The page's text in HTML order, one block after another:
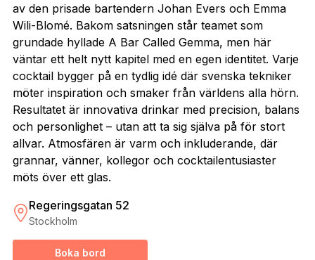
av den prisade bartendern Johan Evers och Emma
Wili-Blomé. Bakom satsningen står teamet som
grundade hyllade A Bar Called Gemma, men här
väntar ett helt nytt kapitel med en egen identitet. Varje
cocktail bygger på en tydlig idé där svenska tekniker
möter inspiration och smaker från världens alla hörn.
Resultatet är innovativa drinkar med precision, balans
och personlighet – utan att ta sig själva på för stort
allvar. Atmosfären är varm och inkluderande, där
grannar, vänner, kollegor och cocktailentusiaster
möts över ett glas.
Regeringsgatan 52
Stockholm
Boka bord